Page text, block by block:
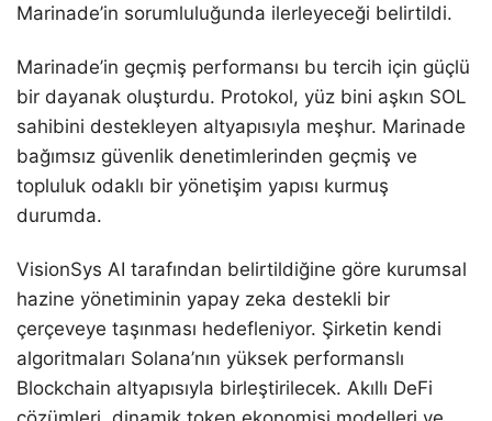
Marinade’in sorumluluğunda ilerleyeceği belirtildi.
Marinade’in geçmiş performansı bu tercih için güçlü
bir dayanak oluşturdu. Protokol, yüz bini aşkın SOL
sahibini destekleyen altyapısıyla meşhur. Marinade
bağımsız güvenlik denetimlerinden geçmiş ve
topluluk odaklı bir yönetişim yapısı kurmuş
durumda.
VisionSys AI tarafından belirtildiğine göre kurumsal
hazine yönetiminin yapay zeka destekli bir
çerçeveye taşınması hedefleniyor. Şirketin kendi
algoritmaları Solana’nın yüksek performanslı
Blockchain altyapısıyla birleştirilecek. Akıllı DeFi